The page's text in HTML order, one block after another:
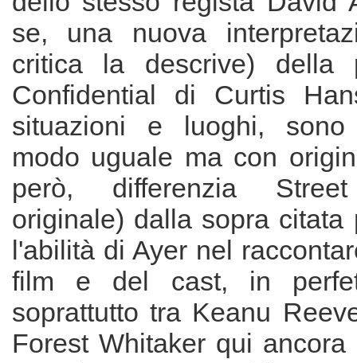
se, una nuova
critica la descrive) della
Confidential di Curtis
situazioni e luoghi,
modo uguale ma con
però, differenzia
originale) dalla sopra citata
l'abilità di Ayer nel
film e del cast, in
soprattutto tra Keanu
Forest Whitaker qui